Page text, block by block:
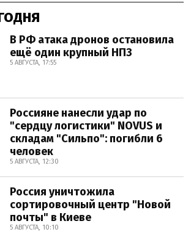
В РФ атака дронов остановила
ещё один крупный НПЗ
5 АВГУСТА, 17:55
Россияне нанесли удар по
"сердцу логистики" NOVUS и
складам "Сильпо": погибли 6
человек
5 АВГУСТА, 12:30
Россия уничтожила
сортировочный центр "Новой
почты" в Киеве
5 АВГУСТА, 10:10